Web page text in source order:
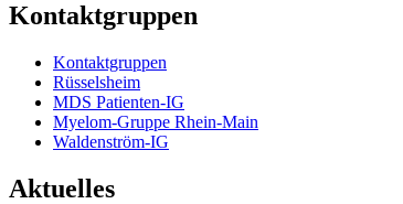
Kontaktgruppen
Kontaktgruppen
Rüsselsheim
MDS Patienten-IG
Myelom-Gruppe Rhein-Main
Waldenström-IG
Aktuelles